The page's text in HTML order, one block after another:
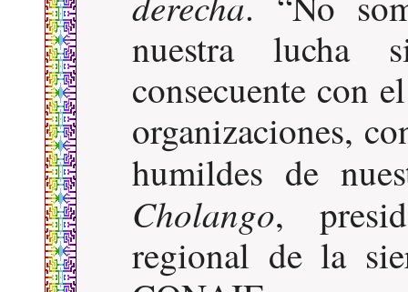
nuestra
consecuente con
organizaciones,
humildes de
Cholango,
regional de la